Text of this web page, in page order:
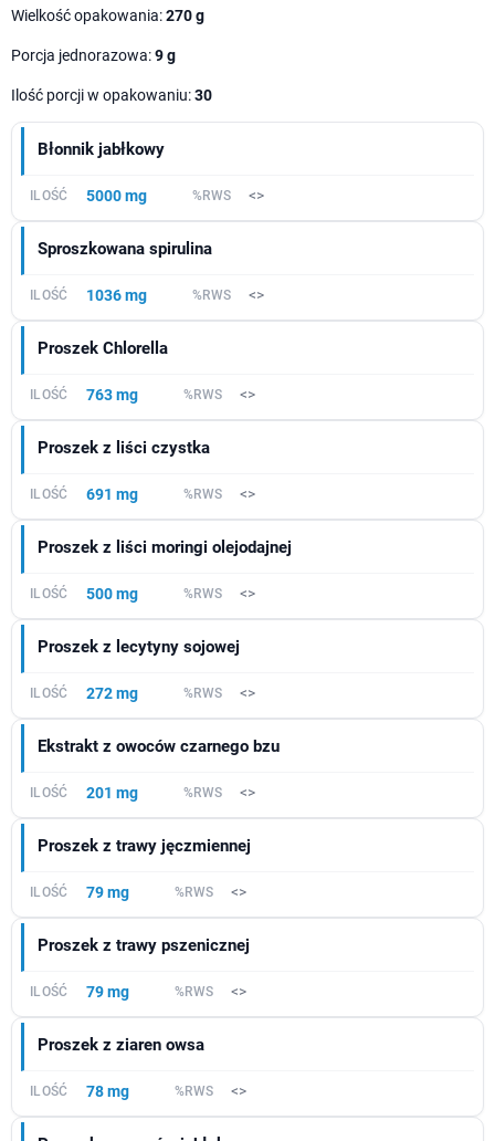
Wielkość opakowania:270 g
Porcja jednorazowa:9 g
Ilość porcji w opakowaniu:30
Błonnik jabłkowy
5000 mg <>
Sproszkowana spirulina
1036 mg <>
Proszek Chlorella
763 mg <>
Proszek z liści czystka
691 mg <>
Proszek z liści moringi olejodajnej
500 mg <>
Proszek z lecytyny sojowej
272 mg <>
Ekstrakt z owoców czarnego bzu
201 mg <>
Proszek z trawy jęczmiennej
79 mg <>
Proszek z trawy pszenicznej
79 mg <>
Proszek z ziaren owsa
78 mg <>